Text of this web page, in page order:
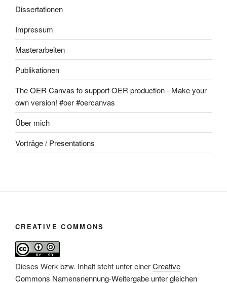
Dissertationen
Impressum
Masterarbeiten
Publikationen
The OER Canvas to support OER production - Make your
own version! #oer #oercanvas
Über mich
Vorträge / Presentations
CREATIVE COMMONS
Dieses Werk bzw. Inhalt steht unter einerCreative
Commons Namensnennung-Weitergabe unter gleichen